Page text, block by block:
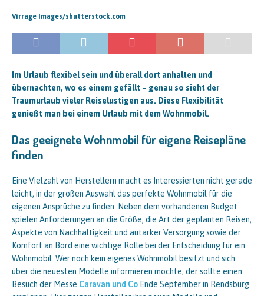
Virrage Images/shutterstock.com
Im Urlaub flexibel sein und überall dort anhalten und
übernachten, wo es einem gefällt – genau so sieht der
Traumurlaub vieler Reiselustigen aus. Diese Flexibilität
genießt man bei einem Urlaub mit dem Wohnmobil.
Das geeignete Wohnmobil für eigene Reisepläne
finden
Eine Vielzahl von Herstellern macht es Interessierten nicht gerade
leicht, in der großen Auswahl das perfekte Wohnmobil für die
eigenen Ansprüche zu finden. Neben dem vorhandenen Budget
spielen Anforderungen an die Größe, die Art der geplanten Reisen,
Aspekte von Nachhaltigkeit und autarker Versorgung sowie der
Komfort an Bord eine wichtige Rolle bei der Entscheidung für ein
Wohnmobil. Wer noch kein eigenes Wohnmobil besitzt und sich
über die neuesten Modelle informieren möchte, der sollte einen
Besuch der Messe Caravan und Co Ende September in Rendsburg